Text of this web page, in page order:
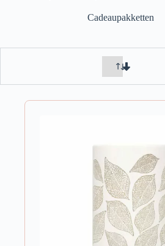
Cadeaupakketten